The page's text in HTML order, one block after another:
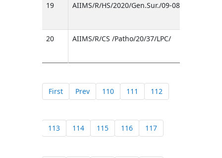
19 AIIMS/R/HS/2020/Gen.Sur./09-087/155
20 AIIMS/R/CS /Patho/20/37/LPC/
First Prev 110 111 112
113 114 115 116 117